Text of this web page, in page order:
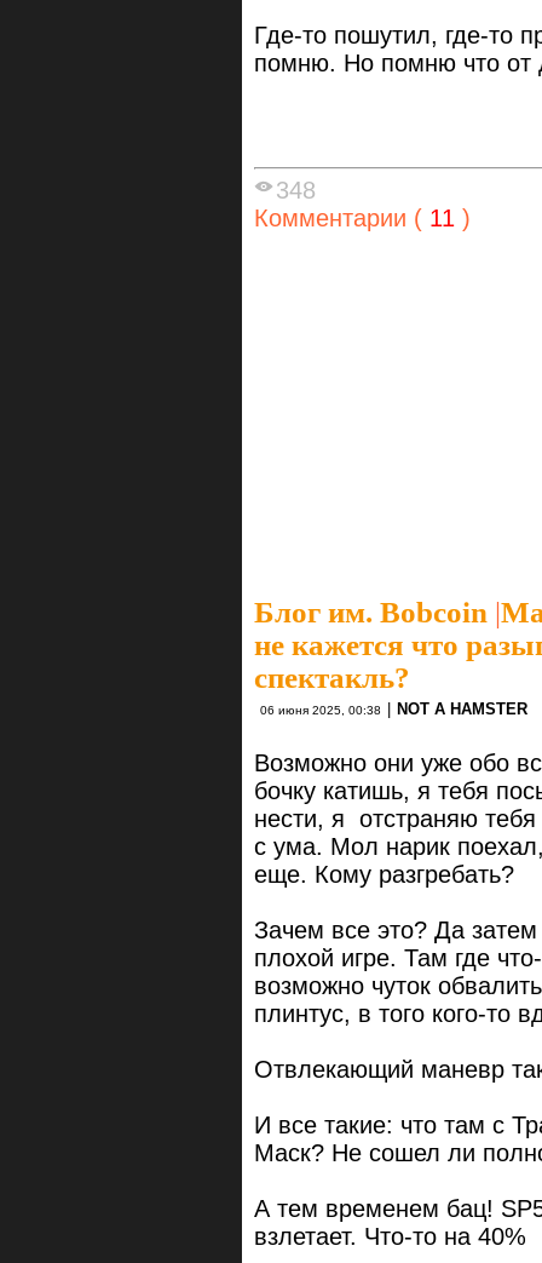
Где-то пошутил, где-то
помню. Но помню что
348
Комментарии ( 11 )
Блог им. Bobcoin |
не кажется что
спектакль?
06 июня 2025, 00:38 NOT A HAMSTER
Возможно они уже обо
бочку катишь, я тебя
нести, я отстраняю
с ума. Мол нарик
еще. Кому разгребать?
Зачем все это? Да
плохой игре. Там где
возможно чуток
плинтус, в того кого-то
Отвлекающий маневр
И все такие: что там с
Маск? Не сошел ли
А тем временем бац!
взлетает. Что-то на